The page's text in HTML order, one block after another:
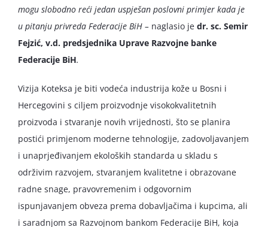
mogu slobodno reći jedan uspješan poslovni primjer kada je
u pitanju privreda Federacije BiH – naglasio je dr. sc. Semir
Fejzić, v.d. predsjednika Uprave Razvojne banke
Federacije BiH.
Vizija Koteksa je biti vodeća industrija kože u Bosni i
Hercegovini s ciljem proizvodnje visokokvalitetnih
proizvoda i stvaranje novih vrijednosti, što se planira
postići primjenom moderne tehnologije, zadovoljavanjem
i unaprjeđivanjem ekoloških standarda u skladu s
održivim razvojem, stvaranjem kvalitetne i obrazovane
radne snage, pravovremenim i odgovornim
ispunjavanjem obveza prema dobavljačima i kupcima, ali
i saradnjom sa Razvojnom bankom Federacije BiH, koja